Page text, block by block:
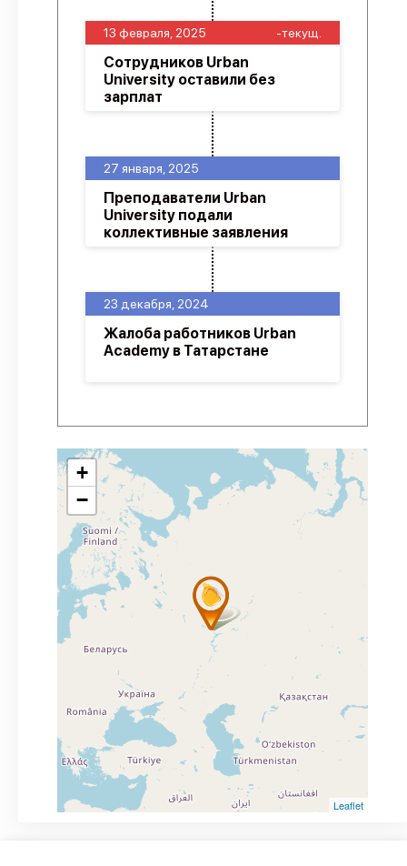
23 декабря, 2024
Жалоба работников Urban
Academy в Татарстане
27 января, 2025
Преподаватели Urban
University подали
коллективные заявления
13 февраля, 2025 -текущ.
Сотрудников Urban
University оставили без
зарплат
+
−
Leaflet